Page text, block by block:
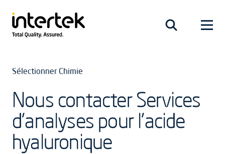
Sélectionner Chimie
Nous contacter Services
d’analyses pour l’acide
hyaluronique